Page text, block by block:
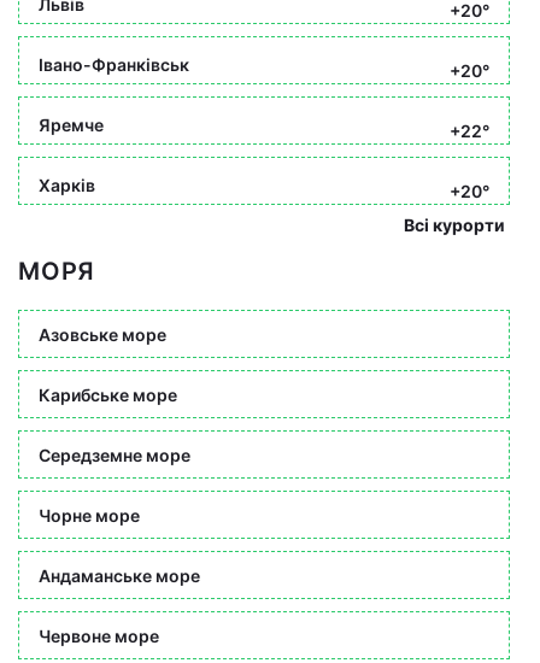
+20°
Івано-Франківськ +20°
Яремче +22°
Харків
+20°
Всі курорти
МОРЯ
Азовське море
Карибське море
Середземне море
Чорне море
Андаманське море
Червоне море